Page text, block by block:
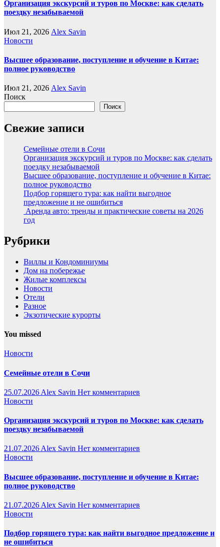
Организация экскурсий и туров по Москве: как сделать
поездку незабываемой
Июл 21, 2026 Alex Savin
Новости
Высшее образование, поступление и обучение в Китае:
полное руководство
Июл 21, 2026 Alex Savin
Поиск
Поиск
Свежие записи
Семейные отели в Сочи
Организация экскурсий и туров по Москве: как сделать
поездку незабываемой
Высшее образование, поступление и обучение в Китае:
полное руководство
Подбор горящего тура: как найти выгодное
предложение и не ошибиться
Аренда авто: тренды и практические советы на 2026
год
Рубрики
Виллы и Кондоминиумы
Дом на побережье
Жилые комплексы
Новости
Отели
Разное
Экзотические курорты
You missed
Новости
Семейные отели в Сочи
25.07.2026 Alex Savin Нет комментариев
Новости
Организация экскурсий и туров по Москве: как сделать
поездку незабываемой
21.07.2026Alex Savin Нет комментариев
Новости
Высшее образование, поступление и обучение в Китае:
полное руководство
21.07.2026 Alex Savin Нет комментариев
Новости
Подбор горящего тура: как найти выгодное предложение и
не ошибиться